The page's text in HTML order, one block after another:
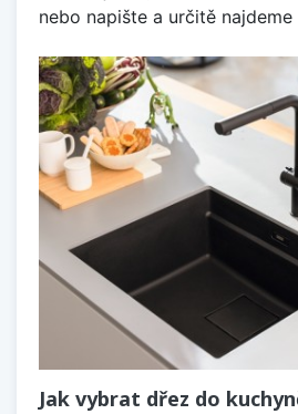
nebo napište a určitě najdeme
Jak vybrat dřez do